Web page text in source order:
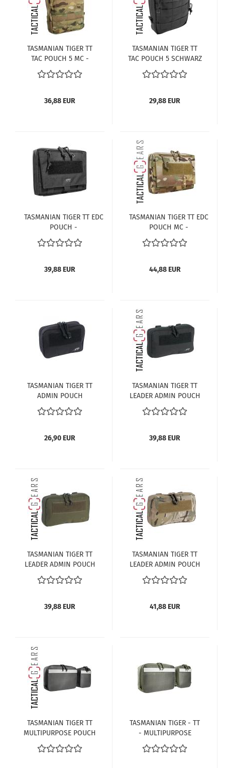
TASMANIAN TIGER TT
TAC POUCH 5 MC -
ZUBEHÖRTASCHE -
MULTICAM
36,88 EUR
TASMANIAN TIGER TT
TAC POUCH 5 SCHWARZ
29,88 EUR
TASMANIAN TIGER TT EDC
POUCH -
REISSVERSCHLUSSTASCHE
- SCHWARZ
39,88 EUR
TASMANIAN TIGER TT EDC
POUCH MC -
REISSVERSCHLUSSTASCHE
- MULTICAM
44,88 EUR
TASMANIAN TIGER TT
ADMIN POUCH
SCHWARZ
26,90 EUR
TASMANIAN TIGER TT
LEADER ADMIN POUCH
SCHWARZ
39,88 EUR
TASMANIAN TIGER TT
LEADER ADMIN POUCH
OLIV
39,88 EUR
TASMANIAN TIGER TT
LEADER ADMIN POUCH
MC MULTICAM
41,88 EUR
TASMANIAN TIGER TT
MULTIPURPOSE POUCH
SET VL SCHWARZ
TASMANIAN TIGER - TT
- MULTIPURPOSE
POUCH SET VL - OLIV